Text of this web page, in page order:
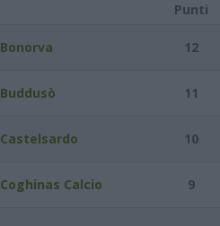
Punti
Bonorva 12
Buddusò 11
Castelsardo 10
Coghinas Calcio 9